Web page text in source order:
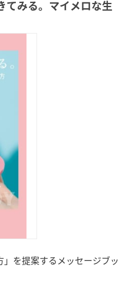
てみる。マイメロな生
を提案するメッセージブッ